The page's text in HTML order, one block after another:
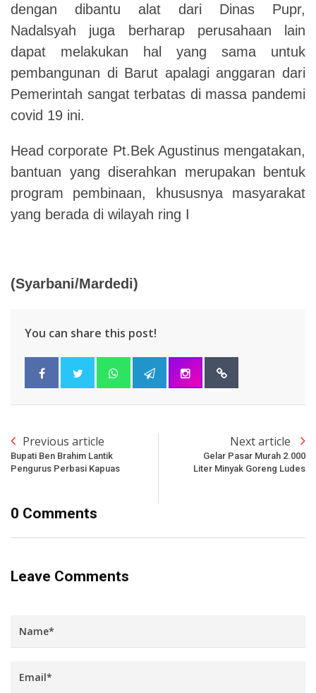
dengan dibantu alat dari Dinas Pupr,
Nadalsyah juga berharap perusahaan lain
dapat melakukan hal yang sama untuk
pembangunan di Barut apalagi anggaran dari
Pemerintah sangat terbatas di massa pandemi
covid 19 ini.
Head corporate Pt.Bek Agustinus mengatakan,
bantuan yang diserahkan merupakan bentuk
program pembinaan, khususnya masyarakat
yang berada di wilayah ring I
(Syarbani/Mardedi)
You can share this post!
Previous article
Bupati Ben Brahim Lantik
Pengurus Perbasi Kapuas
Next article
Gelar Pasar Murah 2.000
Liter Minyak Goreng Ludes
0 Comments
Leave Comments